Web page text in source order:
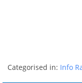
Categorised in: Info